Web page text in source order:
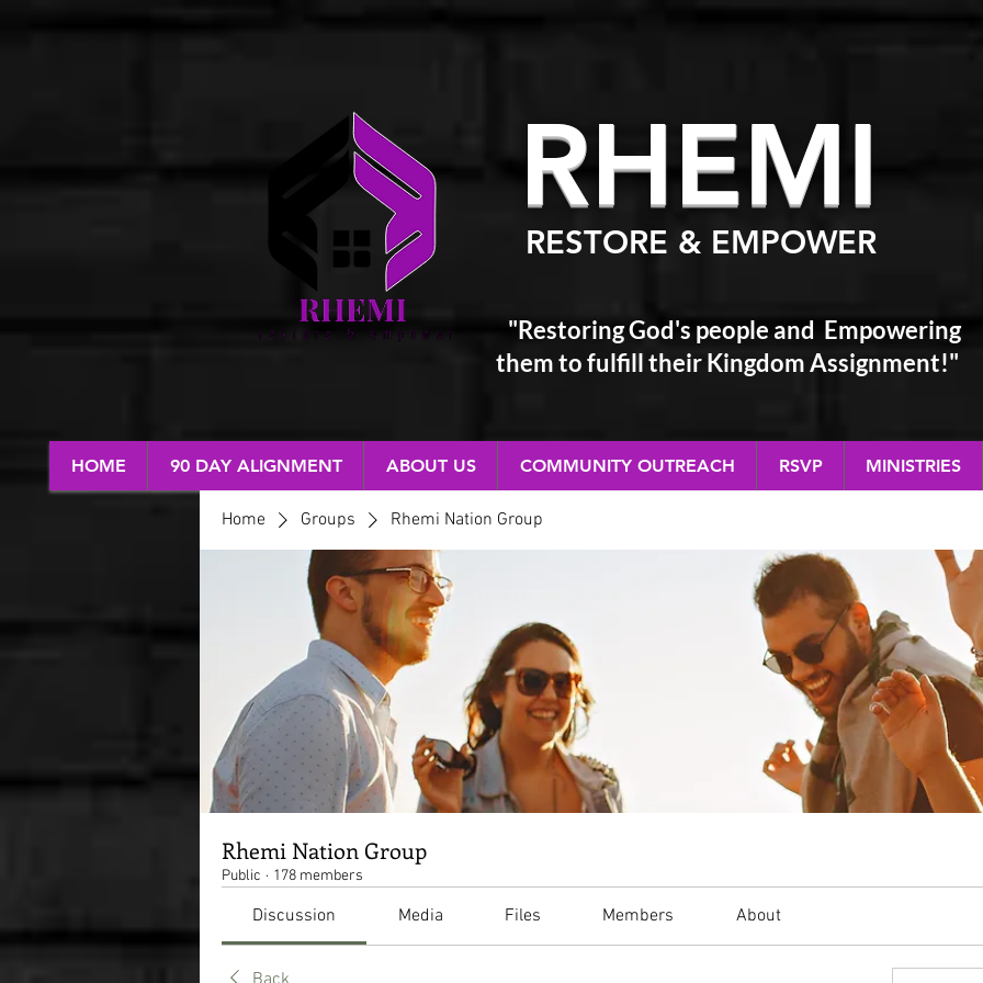
RHEMI
RESTORE & EMPOWER
"Restoring God's people and Empowering
themto fulfill their Kingdom Assignment!"
RESTORE & EMPOWER
HOME 90 DAY ALIGNMENT ABOUT US COMMUNITY OUTREACH RSVP MINISTRIES
Home Groups Rhemi Nation Group
Rhemi Nation Group
Public · 178 members
Discussion Media Files Members About